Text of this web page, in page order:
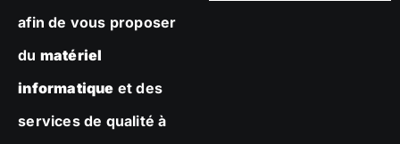
afin de vous proposer
du matériel
informatique et des
services de qualité à